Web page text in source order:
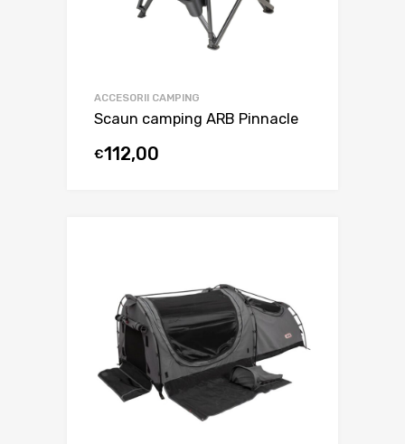
ACCESORII CAMPING
Scaun camping ARB Pinnacle
€112,00